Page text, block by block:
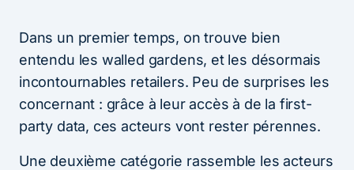
Dans un premier temps, on trouve bien
entendu les walled gardens, et les désormais
incontournables retailers. Peu de surprises les
concernant : grâce à leur accès à de la first-
party data, ces acteurs vont rester pérennes.
Une deuxième catégorie rassemble les acteurs